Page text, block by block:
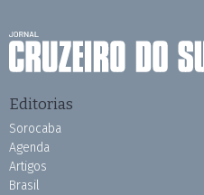
Editorias
Sorocaba
Agenda
Artigos
Brasil